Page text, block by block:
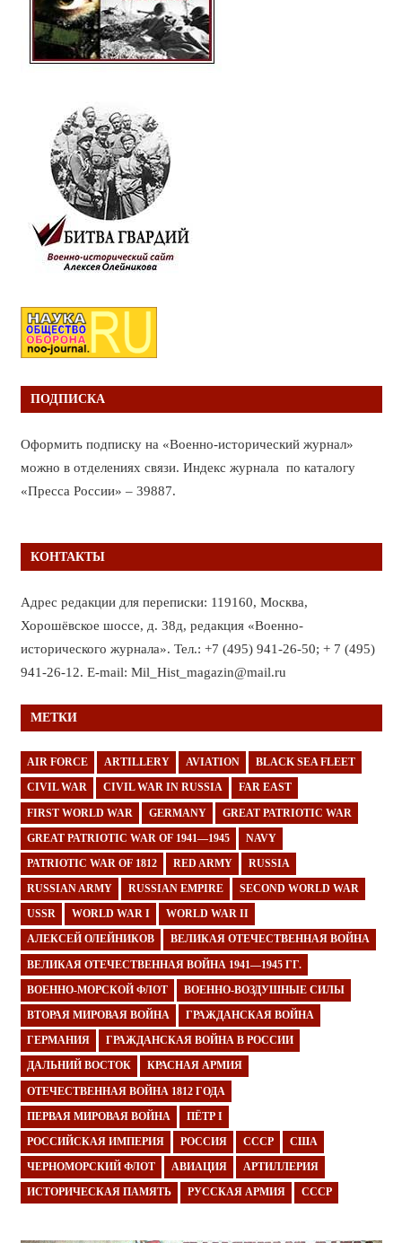
ПОДПИСКА
Оформить подписку на «Военно-исторический журнал»
можно в отделениях связи. Индекс журнала по каталогу
«Пресса России» – 39887.
КОНТАКТЫ
Адрес редакции для переписки: 119160, Москва,
Хорошёвское шоссе, д. 38д, редакция «Военно-
исторического журнала». Тел.: +7 (495) 941-26-50; + 7 (495)
941-26-12. E-mail: Mil_Hist_magazin@mail.ru
МЕТКИ
AIR FORCE ARTILLERY AVIATION BLACK SEA FLEET
CIVIL WAR CIVIL WAR IN RUSSIA FAR EAST
FIRST WORLD WAR GERMANY GREAT PATRIOTIC WAR
GREAT PATRIOTIC WAR OF 1941—1945 NAVY
PATRIOTIC WAR OF 1812 RED ARMY RUSSIA
RUSSIAN ARMY RUSSIAN EMPIRE SECOND WORLD WAR
USSR WORLD WAR I WORLD WAR II
АЛЕКСЕЙ ОЛЕЙНИКОВ ВЕЛИКАЯ ОТЕЧЕСТВЕННАЯ ВОЙНА
ВЕЛИКАЯ ОТЕЧЕСТВЕННАЯ ВОЙНА 1941—1945 ГГ.
ВОЕННО-МОРСКОЙ ФЛОТ ВОЕННО-ВОЗДУШНЫЕ СИЛЫ
ВТОРАЯ МИРОВАЯ ВОЙНА ГРАЖДАНСКАЯ ВОЙНА
ГЕРМАНИЯ ГРАЖДАНСКАЯ ВОЙНА В РОССИИ
ДАЛЬНИЙ ВОСТОК КРАСНАЯ АРМИЯ
ОТЕЧЕСТВЕННАЯ ВОЙНА 1812 ГОДА
ПЕРВАЯ МИРОВАЯ ВОЙНА ПЁТР I
РОССИЙСКАЯ ИМПЕРИЯ РОССИЯ СССР США
ЧЕРНОМОРСКИЙ ФЛОТ АВИАЦИЯ АРТИЛЛЕРИЯ
ИСТОРИЧЕСКАЯ ПАМЯТЬ РУССКАЯ АРМИЯ СССР